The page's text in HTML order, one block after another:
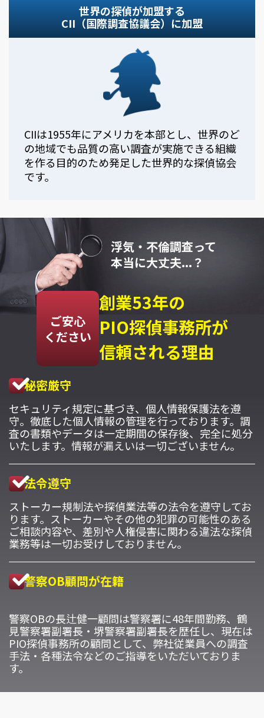
世界の探偵が加盟する
CII（国際調査協議会）に加盟
CIIは1955年にアメリカを本部とし、世界のど
の地域でも品質の高い調査が実施できる組織
を作る目的のため発足した世界的な探偵協会
です。
浮気・不倫調査って
本当に大丈夫...？
ご安心
ください
創業53年の
PIO探偵事務所が
信頼される理由
秘密厳守
セキュリティ規定に基づき、個人情報保護法を遵
守。徹底した個人情報の管理を行っております。調
査の書類やデータは一定期間の保存後、完全に処分
いたします。情報が漏えいは一切ございません。
法令遵守
ストーカー規制法や探偵業法等の法令を遵守してお
ります。ストーカーやその他の犯罪の可能性のある
ご相談内容や、差別や人権侵害に関わる違法な探偵
業務等は一切お受けしておりません。
警察OB顧問が在籍
警察OBの長辻健一顧問は警察署に48年間勤務、鶴
見警察署副署長・堺警察署副署長を歴任し、現在は
PIO探偵事務所の顧問として、弊社従業員への調査
手法・各種法令などのご指導をいただいておりま
す。